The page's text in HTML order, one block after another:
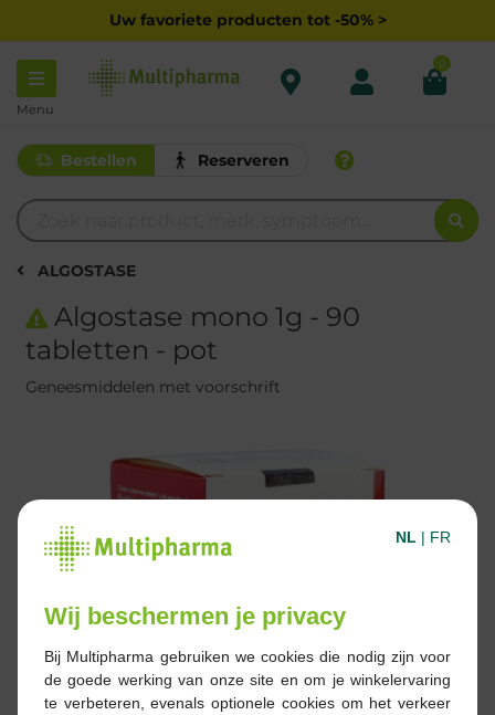
Uw favoriete producten tot -50% >
Menu
0
Bestellen Reserveren
ALGOSTASE
Algostase mono 1g - 90
tabletten - pot
Geneesmiddelen met voorschrift
NL | FR
Wij beschermen je privacy
Bij Multipharma gebruiken we cookies die nodig zijn voor
de goede werking van onze site en om je winkelervaring
te verbeteren, evenals optionele cookies om het verkeer